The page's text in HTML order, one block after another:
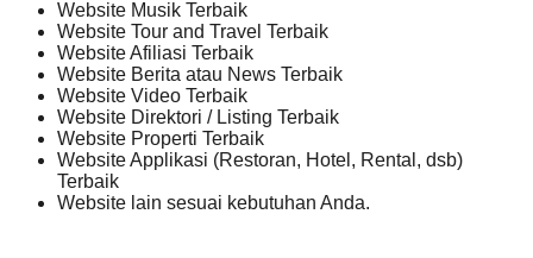
Website Musik Terbaik
Website Tour and Travel Terbaik
Website Afiliasi Terbaik
Website Berita atau News Terbaik
Website Video Terbaik
Website Direktori / Listing Terbaik
Website Properti Terbaik
Website Applikasi (Restoran, Hotel, Rental, dsb)
Terbaik
Website lain sesuai kebutuhan Anda.